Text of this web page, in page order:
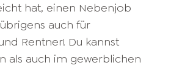
hat, einen Nebenjob
auch für
Rentner! Du kannst
als auch im gewerblichen